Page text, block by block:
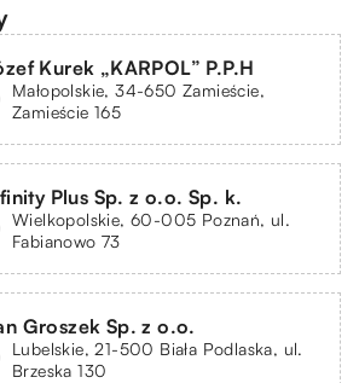
Kurek „KARPOL” P.P.H
Małopolskie, 34-650 Zamieście,
Zamieście 165
Plus Sp. z o.o. Sp. k.
Wielkopolskie, 60-005 Poznań, ul.
Fabianowo 73
Groszek Sp. z o.o.
Lubelskie, 21-500 Biała Podlaska, ul.
Brzeska 130